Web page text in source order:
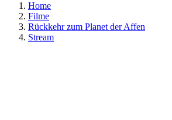
Home
Filme
Rückkehr zum Planet der Affen
Stream